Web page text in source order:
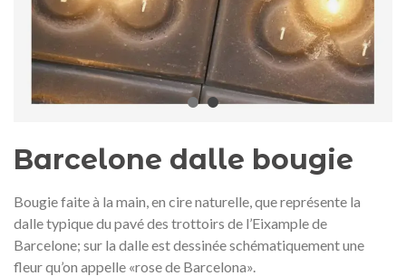
Barcelone dalle bougie
Bougie faite à la main, en cire naturelle, que représente la
dalle typique du pavé des trottoirs de l’Eixample de
Barcelone; sur la dalle est dessinée schématiquement une
fleur qu’on appelle «rose de Barcelona».
2026 – Édition limitée
89,00 € NEUF
Ajouter au panier
149,00 €
Afficher plus